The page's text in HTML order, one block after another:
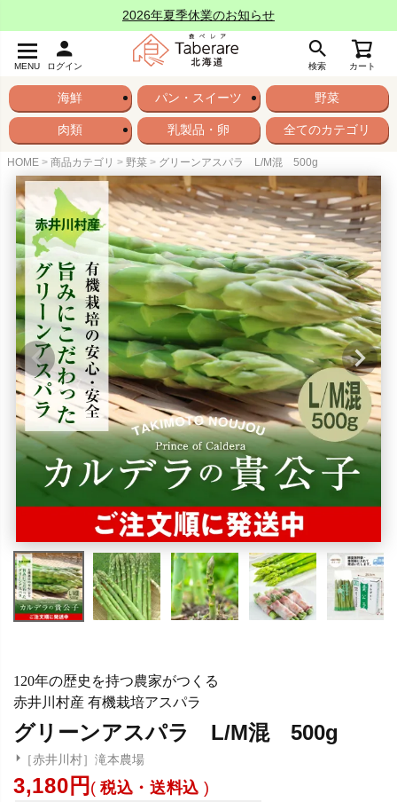
2026年夏季休業のお知らせ
MENU ログイン 検索 カート
海鮮 パン・スイーツ 野菜
肉類 乳製品・卵 全てのカテゴリ
HOME 商品カテゴリ 野菜 グリーンアスパラ L/M混 500g
120年の歴史を持つ農家がつくる
赤井川村産 有機栽培アスパラ
グリーンアスパラ L/M混 500g
［赤井川村］滝本農場
3,180 税込・送料込